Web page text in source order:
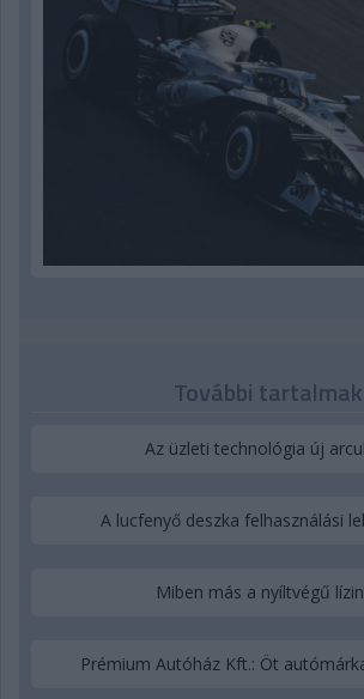
További tartalmak
Az üzleti technológia új
A lucfenyő deszka felhasználási
Miben más a nyíltvégű
Prémium Autóház Kft.: Öt